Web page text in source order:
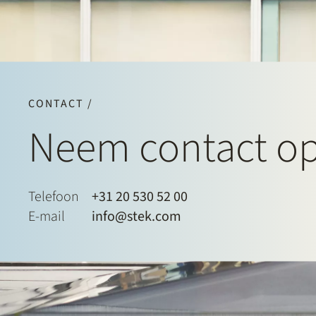
CONTACT /
Neem contact
Telefoon
+31 20 530 52 00
E-mail
info@stek.com